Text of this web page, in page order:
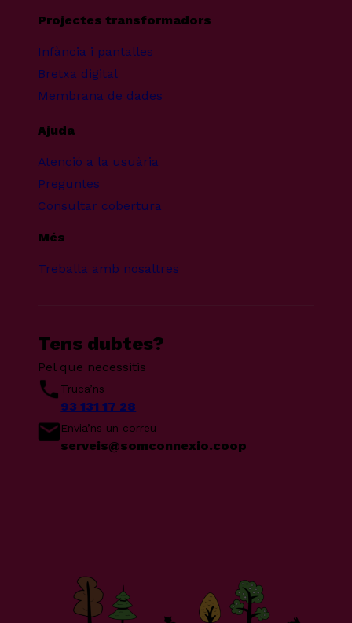
Projectes transformadors
Infància i pantalles
Bretxa digital
Membrana de dades
Ajuda
Atenció a la usuària
Preguntes
Consultar cobertura
Més
Treballa amb nosaltres
Tens dubtes?
Pel que necessitis
Truca’ns
93 131 17 28
Envia’ns un correu
serveis@somconnexio.coop